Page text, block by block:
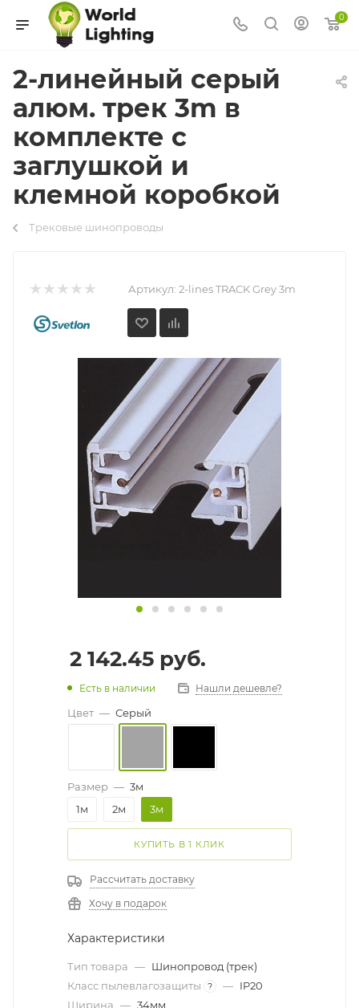
0
2-линейный серый
алюм. трек 3m в
комплекте с
заглушкой и
клемной коробкой
Трековые шинопроводы
Артикул: 2-lines TRACK Grey 3m
2 142.45 руб.
Есть в наличии Нашли дешевле?
Цвет — Серый
Размер — 3м
1м
2м 3м
КУПИТЬ В 1 КЛИК
Рассчитать доставку
Хочу в подарок
Характеристики
Тип товара — Шинопровод (трек)
Класс пылевлагозащиты
? — IP20
Ширина — 34мм